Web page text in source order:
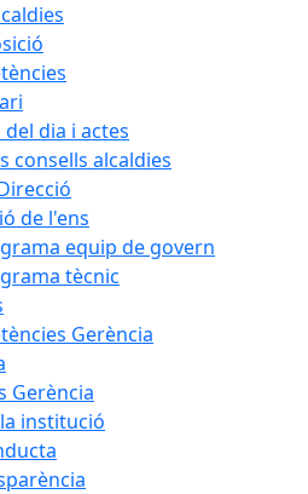
dia i actes
consells alcaldies
de l'ens
equip de govern
tècnic
Gerència
Gerència
institució